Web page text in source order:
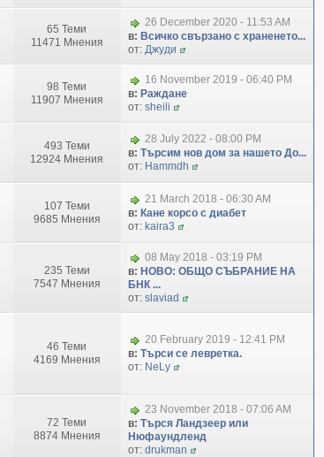
65 Теми
11471 Мнения
26 December 2020 - 11:53 AM
в: Всичко свързано с храненето...
от: Джуди
98 Теми
11907 Мнения
16 November 2019 - 06:40 PM
в: Раждане
от: sheili
493 Теми
12924 Мнения
28 July 2022 - 08:00 PM
в: Търсим нов дом за нашето До...
от: Hammdh
107 Теми
9685 Мнения
21 March 2018 - 06:30 AM
в: Кане корсо с диабет
от: kaira3
235 Теми
7547 Мнения
08 May 2018 - 03:19 PM
в: НОВО: ОБЩО СЪБРАНИЕ НА
БНК ...
от: slaviad
46 Теми
4169 Мнения
20 February 2019 - 12:41 PM
в: Търси се левретка.
от: NeLy
72 Теми
8874 Мнения
23 November 2018 - 07:06 AM
в: Търся Ландзеер или
Нюфаундленд
от: drukman